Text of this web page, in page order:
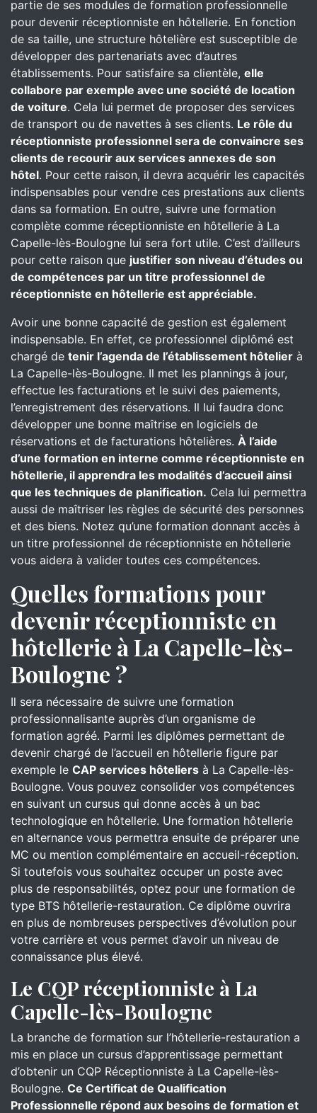
partie de ses modules de formation professionnelle
pour devenir réceptionniste en hôtellerie. En fonction
de sa taille, une structure hôtelière est susceptible de
développer des partenariats avec d’autres
établissements. Pour satisfaire sa clientèle, elle
collabore par exemple avec une société de location
de voiture. Cela lui permet de proposer des services
de transport ou de navettes à ses clients. Le rôle du
réceptionniste professionnel sera de convaincre ses
clients de recourir aux services annexes de son
hôtel. Pour cette raison, il devra acquérir les capacités
indispensables pour vendre ces prestations aux clients
dans sa formation. En outre, suivre une formation
complète comme réceptionniste en hôtellerie à La
Capelle-lès-Boulogne lui sera fort utile. C’est d’ailleurs
pour cette raison que justifier son niveau d’études ou
de compétences par un titre professionnel de
réceptionniste en hôtellerie est appréciable.
Avoir une bonne capacité de gestion est également
indispensable. En effet, ce professionnel diplômé est
chargé de tenir l’agenda de l’établissement hôtelier à
La Capelle-lès-Boulogne. Il met les plannings à jour,
effectue les facturations et le suivi des paiements,
l’enregistrement des réservations. Il lui faudra donc
développer une bonne maîtrise en logiciels de
réservations et de facturations hôtelières. À l’aide
d’une formation en interne comme réceptionniste en
hôtellerie, il apprendra les modalités d’accueil ainsi
que les techniques de planification. Cela lui permettra
aussi de maîtriser les règles de sécurité des personnes
et des biens. Notez qu’une formation donnant accès à
un titre professionnel de réceptionniste en hôtellerie
vous aidera à valider toutes ces compétences.
Quelles formations pour
devenir réceptionniste en
hôtellerie à La Capelle-lès-
Boulogne ?
Il sera nécessaire de suivre une formation
professionnalisante auprès d’un organisme de
formation agréé. Parmi les diplômes permettant de
devenir chargé de l’accueil en hôtellerie figure par
exemple le CAP services hôteliers à La Capelle-lès-
Boulogne. Vous pouvez consolider vos compétences
en suivant un cursus qui donne accès à un bac
technologique en hôtellerie. Une formation hôtellerie
en alternance vous permettra ensuite de préparer une
MC ou mention complémentaire en accueil-réception.
Si toutefois vous souhaitez occuper un poste avec
plus de responsabilités, optez pour une formation de
type BTS hôtellerie-restauration. Ce diplôme ouvrira
en plus de nombreuses perspectives d’évolution pour
votre carrière et vous permet d’avoir un niveau de
connaissance plus élevé.
Le CQP réceptionniste à La
Capelle-lès-Boulogne
La branche de formation sur l’hôtellerie-restauration a
mis en place un cursus d’apprentissage permettant
d’obtenir un CQP Réceptionniste à La Capelle-lès-
Boulogne. Ce Certificat de Qualification
Professionnelle répond aux besoins de formation et